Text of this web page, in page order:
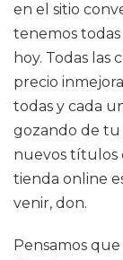
en el sitio
tenemos todas
hoy. Todas las
precio
todas y cada
gozando de tu
nuevos títulos
tienda online
venir, don.
Pensamos